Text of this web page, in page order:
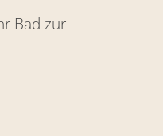
Bad zur